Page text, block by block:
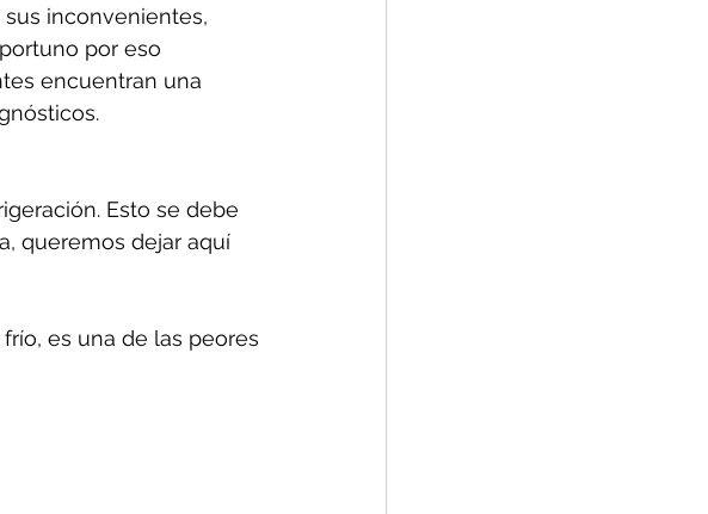
inconvenientes,
por eso
encuentran una
Esto se debe
queremos dejar aquí
es una de las peores